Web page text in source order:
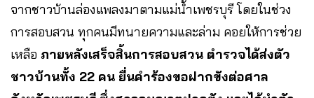
จากชาวบ้านล่องแพลงมาตามแม่น้ำเพชรบุรี โดยในช่วง
การสอบสวน ทุกคนมีทนายความและล่าม คอยให้การช่วย
เหลือ ภายหลังเสร็จสิ้นการสอบสวน ตำรวจได้ส่งตัว
ชาวบ้านทั้ง 22 คน ยื่นคำร้องขอฝากขังต่อศาล